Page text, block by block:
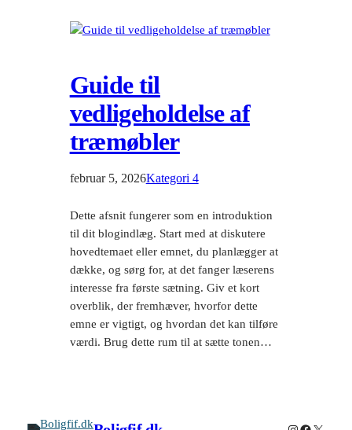
Guide til
vedligeholdelse af
træmøbler
februar 5, 2026Kategori 4
Dette afsnit fungerer som en introduktion
til dit blogindlæg. Start med at diskutere
hovedtemaet eller emnet, du planlægger at
dække, og sørg for, at det fanger læserens
interesse fra første sætning. Giv et kort
overblik, der fremhæver, hvorfor dette
emne er vigtigt, og hvordan det kan tilføre
værdi. Brug dette rum til at sætte tonen…